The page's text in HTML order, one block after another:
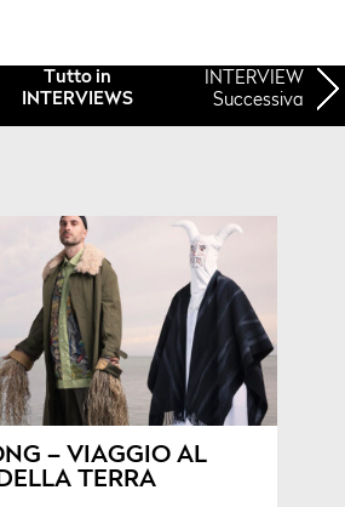
Tutto in
INTERVIEWS
INTERVIEW
Successiva
– VIAGGIO AL
TERRA